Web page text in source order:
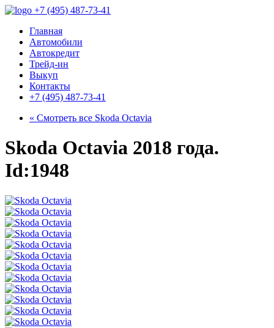
+7 (495) 487-73-41
Главная
Автомобили
Автокредит
Трейд-ин
Выкуп
Контакты
+7 (495) 487-73-41
« Смотреть все Skoda Octavia
Skoda Octavia 2018 года.
Id:1948